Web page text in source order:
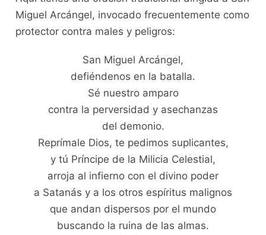
Miguel Arcángel, invocado frecuentemente como
protector contra males y peligros:
San Miguel Arcángel,
defiéndenos en la batalla.
Sé nuestro amparo
contra la perversidad y asechanzas
del demonio.
Reprímale Dios, te pedimos suplicantes,
y tú Príncipe de la Milicia Celestial,
arroja al infierno con el divino poder
a Satanás y a los otros espíritus malignos
que andan dispersos por el mundo
buscando la ruina de las almas.